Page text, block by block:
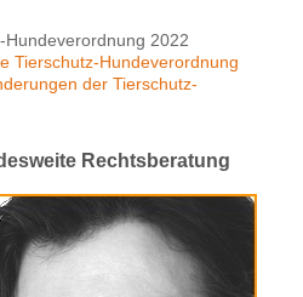
2022
Tierschutz-Hundeverordnung
der Tierschutz-
Rechtsberatung